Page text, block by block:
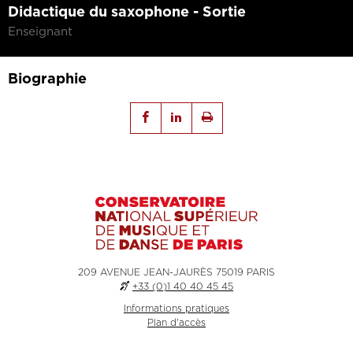
Didactique du saxophone - Sortie
Enseignant
Biographie
209 AVENUE JEAN-JAURÈS 75019 PARIS
+33 (0)1 40 40 45 45
Informations pratiques
Plan d'accès